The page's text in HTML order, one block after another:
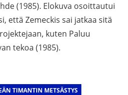
(1985). Elokuva osoittautui
että Zemeckis sai jatkaa sitä
kuten Paluu
tekoa (1985).
TIMANTIN METSÄSTYS